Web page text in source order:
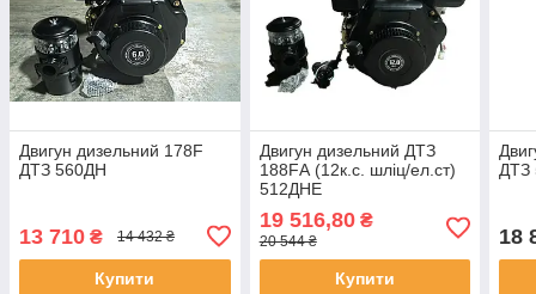
Двигун дизельний 178F
ДТЗ 560ДН
13 710 ₴ 14 432 ₴
Купити
Двигун дизельний ДТЗ
188FА (12к.с. шліц/ел.ст)
512ДНЕ
19 516,80₴
20 544 ₴
Купити
ДТЗ
18